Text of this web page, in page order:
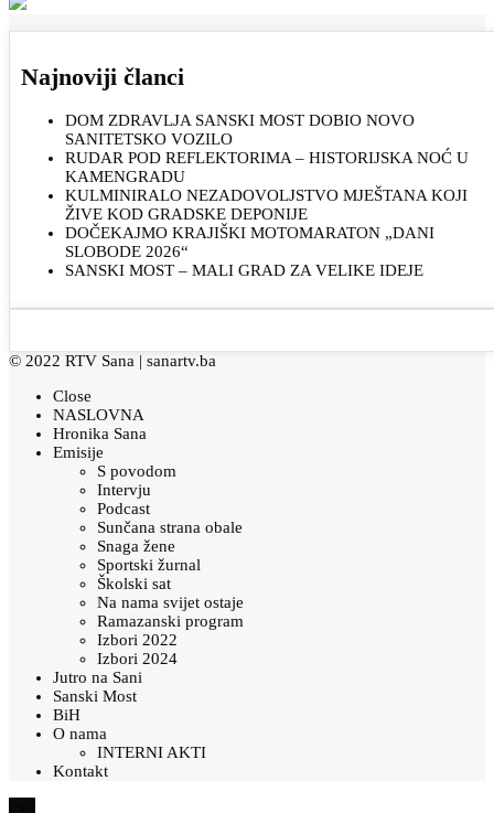
Najnoviji članci
DOM ZDRAVLJA SANSKI MOST DOBIO NOVO
SANITETSKO VOZILO
RUDAR POD REFLEKTORIMA – HISTORIJSKA NOĆ U
KAMENGRADU
KULMINIRALO NEZADOVOLJSTVO MJEŠTANA KOJI
ŽIVE KOD GRADSKE DEPONIJE
DOČEKAJMO KRAJIŠKI MOTOMARATON „DANI
SLOBODE 2026“
SANSKI MOST – MALI GRAD ZA VELIKE IDEJE
© 2022 RTV Sana | sanartv.ba
Close
NASLOVNA
Hronika Sana
Emisije
S povodom
Intervju
Podcast
Sunčana strana obale
Snaga žene
Sportski žurnal
Školski sat
Na nama svijet ostaje
Ramazanski program
Izbori 2022
Izbori 2024
Jutro na Sani
Sanski Most
BiH
O nama
INTERNI AKTI
Kontakt